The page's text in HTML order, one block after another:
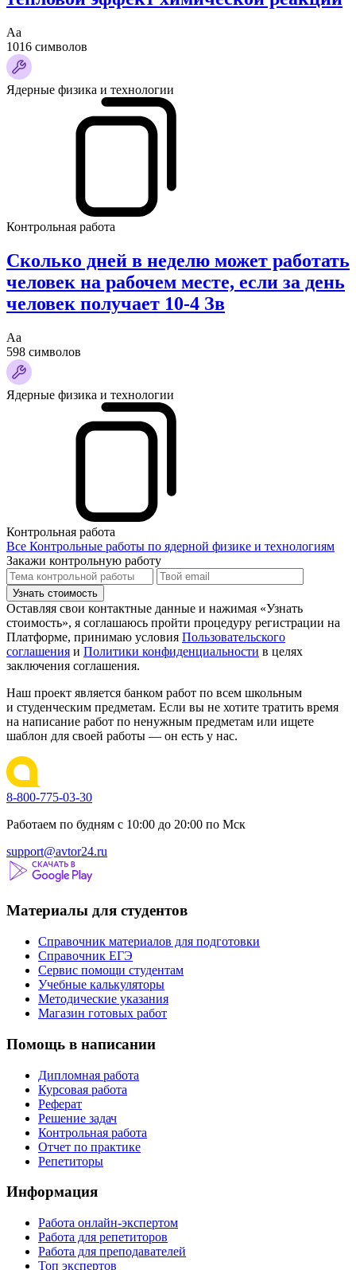
Аа
1016 символов
Ядерные физика и технологии
Контрольная работа
Сколько дней в неделю может работать
человек на рабочем месте, если за день
человек получает 10-4 Зв
Аа
598 символов
Ядерные физика и технологии
Контрольная работа
Все Контрольные работы по ядерной физике и технологиям
Закажи контрольную работу
Узнать стоимость
Оставляя свои контактные данные и нажимая «Узнать
стоимость», я соглашаюсь пройти процедуру регистрации на
Платформе, принимаю условия Пользовательского
соглашения и Политики конфиденциальности в целях
заключения соглашения.
Наш проект является банком работ по всем школьным
и студенческим предметам. Если вы не хотите тратить время
на написание работ по ненужным предметам или ищете
шаблон для своей работы — он есть у нас.
8-800-775-03-30
Работаем по будням с 10:00 до 20:00 по Мск
support@avtor24.ru
Материалы для студентов
Справочник материалов для подготовки
Справочник ЕГЭ
Сервис помощи студентам
Учебные калькуляторы
Методические указания
Магазин готовых работ
Помощь в написании
Дипломная работа
Курсовая работа
Реферат
Решение задач
Контрольная работа
Отчет по практике
Репетиторы
Информация
Работа онлайн-экспертом
Работа для репетиторов
Работа для преподавателей
Топ экспертов